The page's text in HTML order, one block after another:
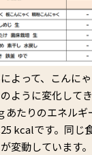
よって、こんに
ように変化して
あたりのエネル
kcalです。同じ
変動しています